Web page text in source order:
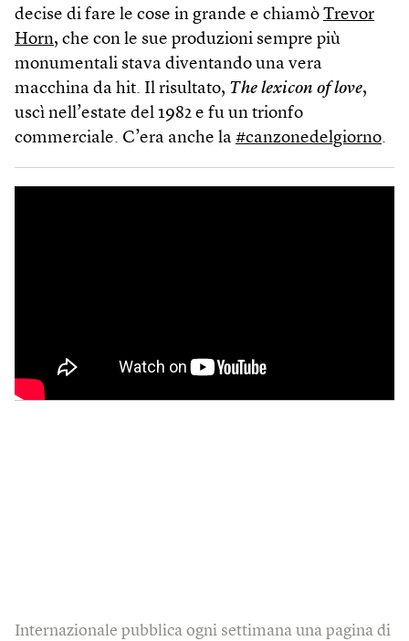
decise di fare le cose in grande e chiamò Trevor
Horn, che con le sue produzioni sempre più
monumentali stava diventando una vera
macchina da hit. Il risultato, The lexicon of love,
uscì nell’estate del 1982 e fu un trionfo
commerciale. C’era anche la #canzonedelgiorno.
Internazionale pubblica ogni settimana una pagina di